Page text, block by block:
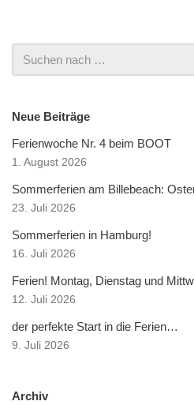
Neue Beiträge
Ferienwoche Nr. 4 beim BOOT
1. August 2026
Sommerferien am Billebeach:
23. Juli 2026
Sommerferien in Hamburg!
16. Juli 2026
Ferien! Montag, Dienstag und
12. Juli 2026
der perfekte Start in die Ferien…
9. Juli 2026
Archiv